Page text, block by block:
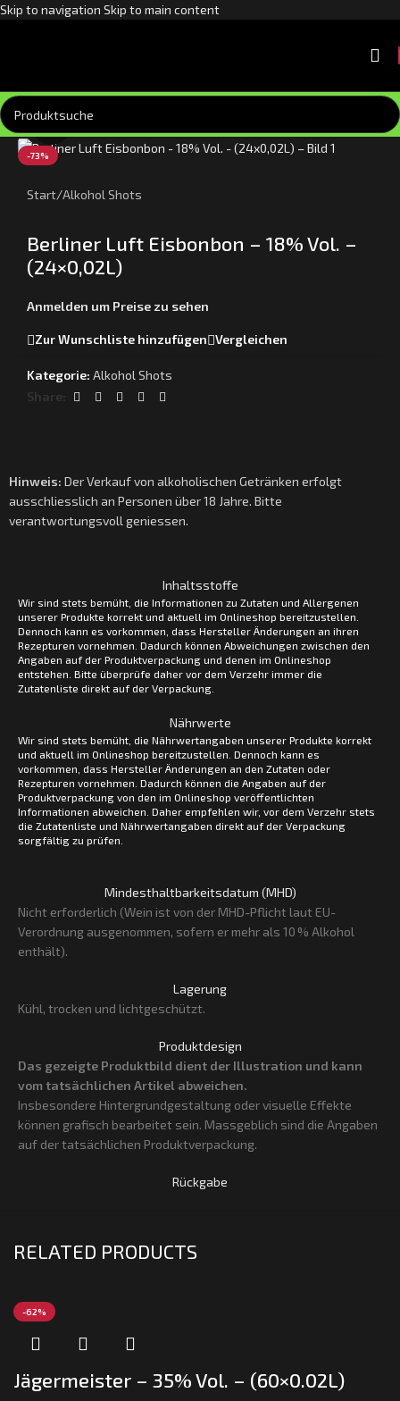
Skip to navigation Skip to main content
-73%
Klick zum Vergrößern
Start/Alkohol Shots
Berliner Luft Eisbonbon – 18% Vol. –
(24×0,02L)
Anmelden um Preise zu sehen
Zur Wunschliste hinzufügen Vergleichen
Kategorie: Alkohol Shots
Share:
Hinweis: Der Verkauf von alkoholischen Getränken erfolgt
ausschliesslich an Personen über 18 Jahre. Bitte
verantwortungsvoll geniessen.
Inhaltsstoffe
Wir sind stets bemüht, die Informationen zu Zutaten und Allergenen
unserer Produkte korrekt und aktuell im Onlineshop bereitzustellen.
Dennoch kann es vorkommen, dass Hersteller Änderungen an ihren
Rezepturen vornehmen. Dadurch können Abweichungen zwischen den
Angaben auf der Produktverpackung und denen im Onlineshop
entstehen. Bitte überprüfe daher vor dem Verzehr immer die
Zutatenliste direkt auf der Verpackung.
Nährwerte
Wir sind stets bemüht, die Nährwertangaben unserer Produkte korrekt
und aktuell im Onlineshop bereitzustellen. Dennoch kann es
vorkommen, dass Hersteller Änderungen an den Zutaten oder
Rezepturen vornehmen. Dadurch können die Angaben auf der
Produktverpackung von den im Onlineshop veröffentlichten
Informationen abweichen. Daher empfehlen wir, vor dem Verzehr stets
die Zutatenliste und Nährwertangaben direkt auf der Verpackung
sorgfältig zu prüfen.
Mindesthaltbarkeitsdatum (MHD)
Nicht erforderlich (Wein ist von der MHD-Pflicht laut EU-
Verordnung ausgenommen, sofern er mehr als 10 % Alkohol
enthält).
Lagerung
Kühl, trocken und lichtgeschützt.
Produktdesign
Das gezeigte Produktbild dient der Illustration und kann
vom tatsächlichen Artikel abweichen.
Insbesondere Hintergrundgestaltung oder visuelle Effekte
können grafisch bearbeitet sein. Massgeblich sind die Angaben
auf der tatsächlichen Produktverpackung.
Rückgabe
RELATED PRODUCTS
-62%
Jägermeister – 35% Vol. – (60×0.02L)